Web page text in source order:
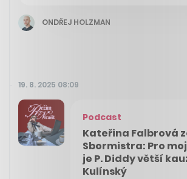
ONDŘEJ HOLZMAN
19. 8. 2025 08:09
Podcast
Kateřina Falbrová
Sbormistra: Pro
je P. Diddy větší
Kulínský